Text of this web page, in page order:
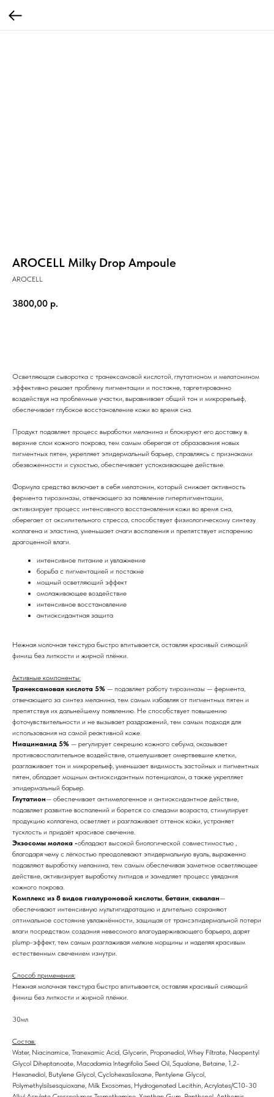
AROCELL Milky Drop Ampoule
AROCELL
3800,00 р.
Осветляющая сыворотка с транексамовой кислотой, глутатионом и мелатонином
эффективно решает проблему пигментации и постакне, таргетированно
воздействуя на проблемные участки, выравнивает общий тон и микрорельеф,
обеспечивает глубокое восстановление кожи во время сна.
Продукт подавляет процесс выработки меланина и блокируют его доставку в
верхние слои кожного покрова, тем самым оберегая от образования новых
пигментных пятен, укрепляет эпидермальный барьер, справляясь с признаками
обезвоженности и сухостью, обеспечивает успокаивающее действие.
Формула средства включает в себя мелатонин, который снижает активность
фермента тирозиназы, отвечающего за появление гиперпигментации,
активизирует процесс интенсивного восстановления кожи во время сна,
оберегает от оксилительного стресса, способствует физиологическому синтезу
коллагена и эластина, уменьшает очаги воспаления и препятствует испарению
драгоценной влаги.
интенсивное питание и увлажнение
борьба с пигментацией и постакне
мощный осветляющий эффект
омолаживающее воздействие
интенсивное восстановление
антиоксидантная защита
Нежная молочная текстура быстро впитывается, оставляя красивый сияющий
финиш без липкости и жирной плёнки.
Активные компоненты:
Транексамовая кислота 5% — подавляет работу тирозиназы — фермента,
отвечающего за синтез меланина, тем самым избавляя от пигментных пятен и
препятствуя их дальнейшему появлению. Не способствует повышению
фоточувствительности и не вызывает раздражений, тем самым подходя для
использования на самой реактивной коже.
Ниацинамид 5% — регулирует секрецию кожного себума, оказывает
противовоспалительное воздействие, отшелушивает омертвевшие клетки,
разглаживает тон и микрорельеф, уменьшает видимость застойных и пигментных
пятен, обладает мощным антиоксидантным потенциалом, а также укрепляет
эпидермальный барьер.
Глутатион— обеспечивает антимелогенное и антиоксидантное действие,
подавляет развитие воспалений и борется со следами возраста, стимулирует
продукцию коллагена, осветляет и разглаживает оттенок кожи, устраняет
тусклость и придаёт красивое свечение.
Экзосомы молока -обладают высокой биологической совместимостью ,
благодаря чему с лёгкостью преодолевают эпидермальную вуаль, выраженно
подавляют выработку меланина, тем самым обеспечивая заметное осветляющее
действие, активизирует выработку липидов и замедляет процесс увядания
кожного покрова.
Комплекс из 8 видов гиалуроновой кислоты, бетаин, сквалан—
обеспечивают интенсивную мультигидратацию и длительно сохраняют
оптимальное состояние увлажнённости, защищая от трансэпидермальной потери
влаги посредством создания невесомого влагоудерживающего барьера, дарят
plump-эффект, тем самым разглаживая мелкие морщины и наделяя красивым
естественным свечением изнутри.
Способ применения:
Нежная молочная текстура быстро впитывается, оставляя красивый сияющий
финиш без липкости и жирной плёнки.
30мл
Состав:
Water, Niacinamice, Tranexamic Acid, Glycerin, Propanediol, Whey Filtrate, Neopentyl
Glycol Diheptanoate, Macadamia lntegrifolia Seed Oil, Squalane, Betaine, 1,2-
Hexanediol, Butylene Glycol, Cyclohexasiloxane, Pentylene Glycol,
Polymethylsilsesquioxane, Milk Exosomes, Hydrogenated Lecithin, Acrylates/C10-30